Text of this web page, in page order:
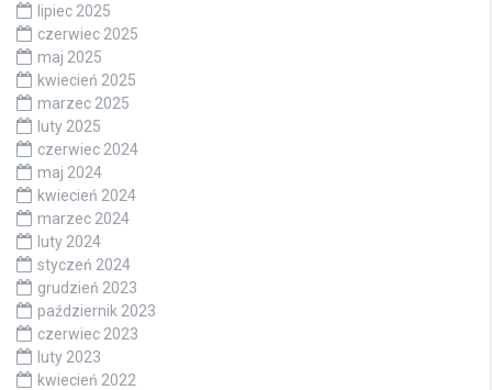
lipiec 2025
czerwiec 2025
maj 2025
kwiecień 2025
marzec 2025
luty 2025
czerwiec 2024
maj 2024
kwiecień 2024
marzec 2024
luty 2024
styczeń 2024
grudzień 2023
październik 2023
czerwiec 2023
luty 2023
kwiecień 2022